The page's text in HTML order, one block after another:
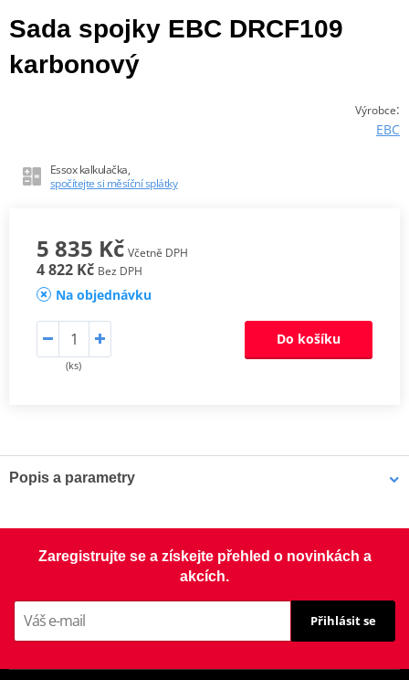
Sada spojky EBC DRCF109
karbonový
Výrobce:
EBC
Essox kalkulačka,
spočítejte si měsíční splátky
5 835 Kč Včetně DPH
4 822 Kč Bez DPH
Na objednávku
(ks)
Do košíku
Popis a parametry
Kompletní sada karbonových třecích lamel, ocelových lamel pro
offroad (motocross, enduro a ATV) pro nejnáročnější závodní
zesílených spojkových pružin.
Zaregistrujte se a získejte přehled o novinkách a
akcích.
Přihlásit se